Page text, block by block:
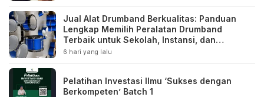
Jual Alat Drumband Berkualitas: Panduan
Lengkap Memilih Peralatan Drumband
Terbaik untuk Sekolah, Instansi, dan
Komunitas
6 hari yang lalu
Pelatihan Investasi Ilmu ‘Sukses dengan
Berkompeten’ Batch 1